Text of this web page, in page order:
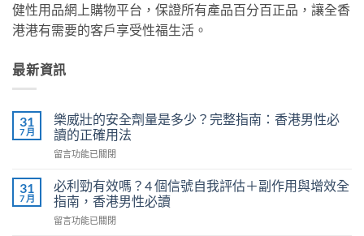
健性用品網上購物平台，保證所有產品百分百正品，讓全香
港港有需要的客戶享受性福生活。
最新資訊
31
7 月
樂威壯的安全劑量是多少？完整指南：香港男性必
讀的正確用法
在
威
壯
的
安
留言功能已關閉
31
7 月
必利勁有效嗎？4 個信號自我評估＋副作用與增效全
指南，香港男性必讀
在
留言功能已關閉